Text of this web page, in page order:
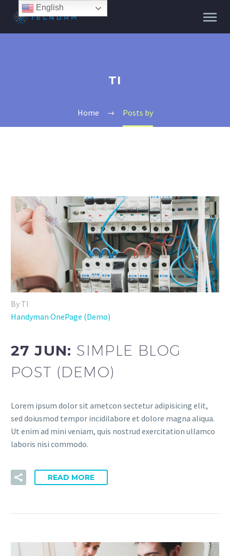
TI
Home Posts by
By TI
Handyman OnePage (Demo)
27 JUN: SIMPLE BLOG
POST (DEMO)
Lorem ipsum dolor sit ametcon sectetur adipisicing elit,
sed doiusmod tempor incidilabore et dolore magna aliqua.
Ut enim ad mini veniam, quis nostrud exercitation ullamco
laboris nisi commodo.
READ MORE
English